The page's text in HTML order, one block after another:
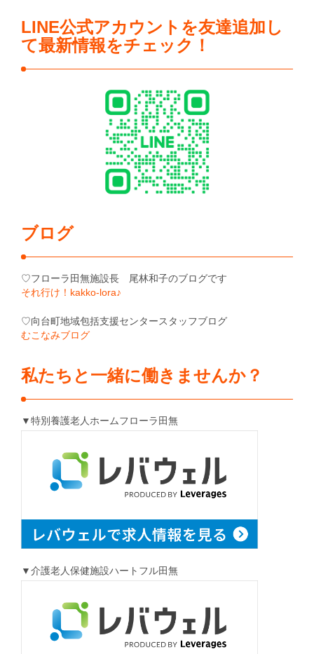
LINE公式アカウントを友達追加し
て最新情報をチェック！
ブログ
♡フローラ田無施設長 尾林和子のブログです
それ行け！kakko-lora♪
♡向台町地域包括支援センタースタッフブログ
むこなみブログ
私たちと一緒に働きませんか？
▼特別養護老人ホームフローラ田無
▼介護老人保健施設ハートフル田無